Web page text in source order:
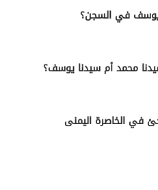
في السجن؟
محمد أم سيدنا يوسف؟
في الخاصرة اليمنى